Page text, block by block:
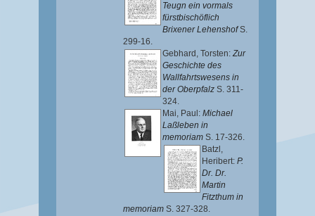
Teugn ein vormals
fürstbischöflich
Brixener LehenshofS.
299-16.
Gebhard, Torsten:Zur
Geschichte des
Wallfahrtswesens in
der Oberpfalz S. 311-
324.
Mai, Paul : Michael
Laßleben in
memoriam S. 17-326.
Batzl,
Heribert: P.
Dr. Dr.
Martin
Fitzthum in
memoriam S. 327-328.